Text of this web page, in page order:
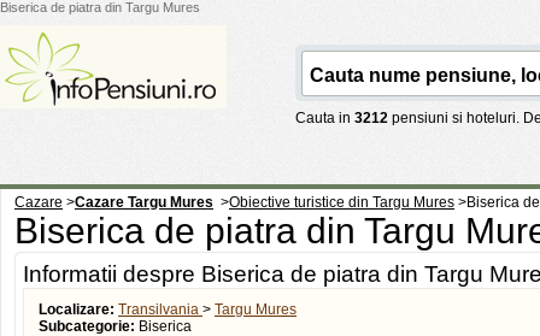
Biserica de piatra din Targu Mures
Cauta in 3212 pensiuni si hoteluri.
Cazare >Cazare Targu Mures >Obiective turistice din Targu Mures >Biserica
Biserica de piatra din Targu
Informatii despre Biserica de piatra din Targu
Localizare: Transilvania > Targu Mures
Subcategorie: Biserica